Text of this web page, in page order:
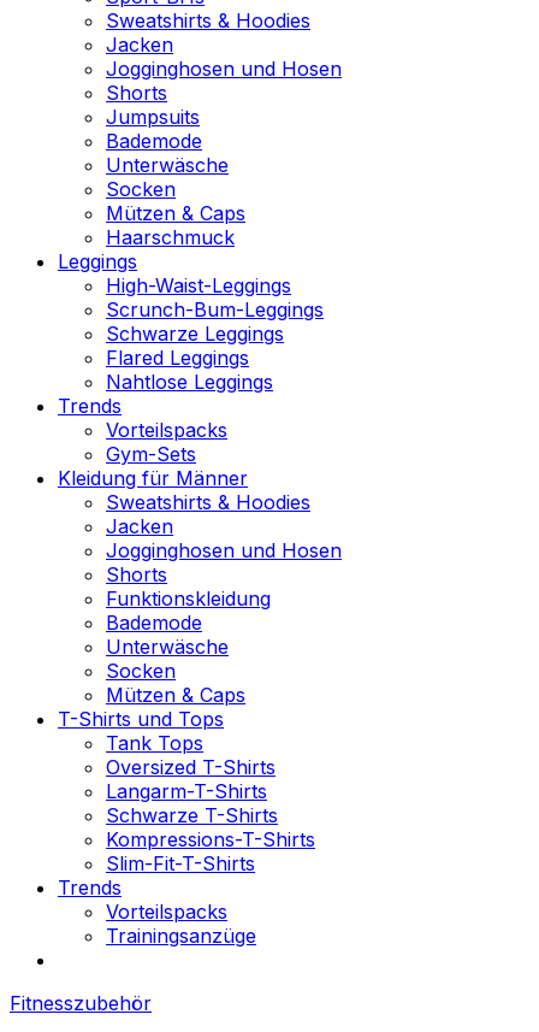
Sweatshirts & Hoodies
Jacken
Jogginghosen und Hosen
Shorts
Jumpsuits
Bademode
Unterwäsche
Socken
Mützen & Caps
Haarschmuck
Leggings
High-Waist-Leggings
Scrunch-Bum-Leggings
Schwarze Leggings
Flared Leggings
Nahtlose Leggings
Trends
Vorteilspacks
Gym-Sets
Kleidung für Männer
Sweatshirts & Hoodies
Jacken
Jogginghosen und Hosen
Shorts
Funktionskleidung
Bademode
Unterwäsche
Socken
Mützen & Caps
T-Shirts und Tops
Tank Tops
Oversized T-Shirts
Langarm-T-Shirts
Schwarze T-Shirts
Kompressions-T-Shirts
Slim-Fit-T-Shirts
Trends
Vorteilspacks
Trainingsanzüge
Fitnesszubehör